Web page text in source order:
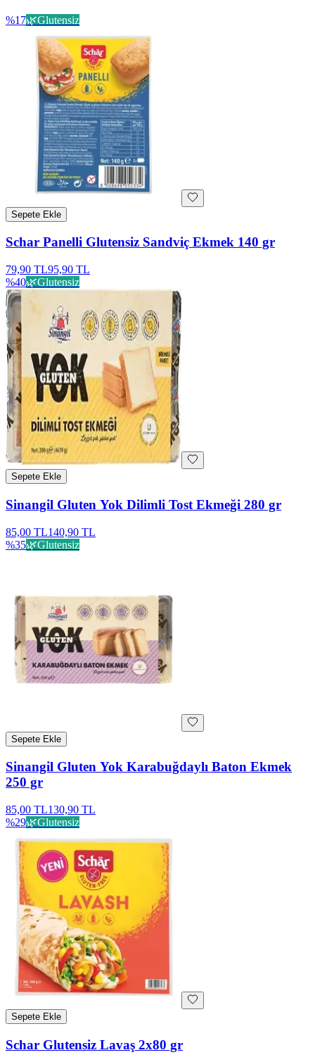
%17🌿Glutensiz
Sepete Ekle
Schar Panelli Glutensiz Sandviç Ekmek 140 gr
79,90 TL95,90 TL
%40🌿Glutensiz
Sepete Ekle
Sinangil Gluten Yok Dilimli Tost Ekmeği 280 gr
85,00 TL140,90 TL
%35🌿Glutensiz
Sepete Ekle
Sinangil Gluten Yok Karabuğdaylı Baton Ekmek
250 gr
85,00 TL130,90 TL
%29🌿Glutensiz
Sepete Ekle
Schar Glutensiz Lavaş 2x80 gr